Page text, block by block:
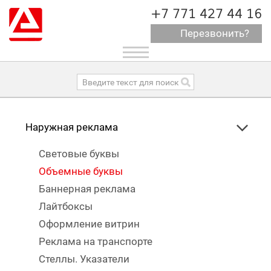
+7 771 427 44 16
Перезвонить?
Toggle
navigation
Наружная реклама
Световые буквы
Объемные буквы
Баннерная реклама
Лайтбоксы
Оформление витрин
Реклама на транспорте
Стеллы. Указатели